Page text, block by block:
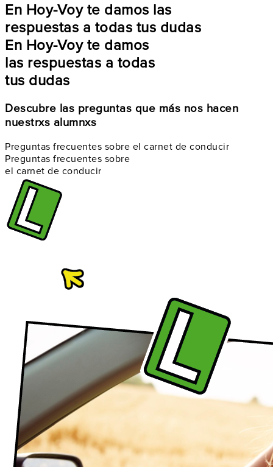
En Hoy-Voy te damos las
respuestas a todas tus dudas
En Hoy-Voy te damos
las respuestas a todas
tus dudas
Descubre las preguntas que más nos hacen
nuestrxs alumnxs
Preguntas frecuentes sobre el carnet de conducir
Preguntas frecuentes sobre
el carnet de conducir